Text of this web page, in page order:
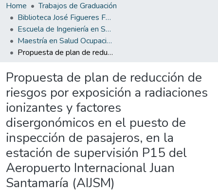
Home
Trabajos de Graduación
Biblioteca José Figueres Ferrer
Escuela de Ingeniería en Seguridad Laboral e Higiene Ambiental
Maestría en Salud Ocupacional con énfasis en Higiene Ambiental
Propuesta de plan de reducción de riesgos por exposición a radiaciones ionizantes y factores disergonómicos en el puesto de inspección de pasajeros, en la estación de supervisión P15 del Aeropuerto Internacional Juan Santamaría (AIJSM)
Propuesta de plan de reducción de
riesgos por exposición a radiaciones
ionizantes y factores
disergonómicos en el puesto de
inspección de pasajeros, en la
estación de supervisión P15 del
Aeropuerto Internacional Juan
Santamaría (AIJSM)